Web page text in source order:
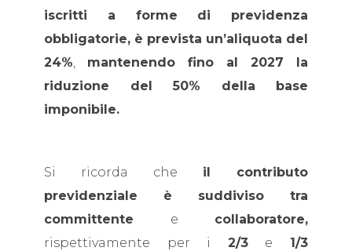
iscritti a forme di previdenza
obbligatorie, è prevista un’aliquota del
24%, mantenendo fino al 2027 la
riduzione del 50% della base
imponibile.
Si ricorda che il contributo
previdenziale è suddiviso tra
committente e collaboratore,
rispettivamente per i 2/3e 1/3